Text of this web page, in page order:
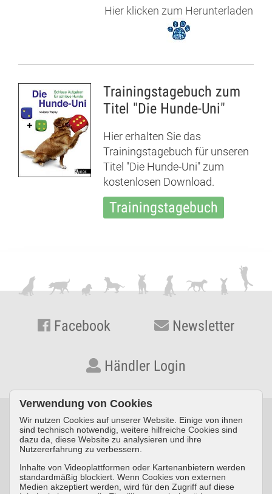
Hier klicken zum Herunterladen
Trainingstagebuch zum
Titel "Die Hunde-Uni"
Hier erhalten Sie das
Trainingstagebuch für unseren
Titel "Die Hunde-Uni" zum
kostenlosen Download.
Trainingstagebuch
Facebook Newsletter
Händler Login
© KYNOS VERLAG Dr. Dieter Fleig GmbH · Konrad-Zuse-Straße
3 · D-54552 Nerdlen/Daun ·Telefon: +49 (0) 6592 957389-0
Impressum Datenschutz AGB
Verwendung von Cookies
Wir nutzen Cookies auf unserer Website. Einige von ihnen
sind technisch notwendig, weitere hilfreiche Cookies sind
dazu da, diese Website zu analysieren und ihre
Nutzererfahrung zu verbessern.
Inhalte von Videoplattformen oder Kartenanbietern werden
standardmäßig blockiert. Wenn Cookies von externen
Medien akzeptiert werden, wird für den Zugriff auf diese